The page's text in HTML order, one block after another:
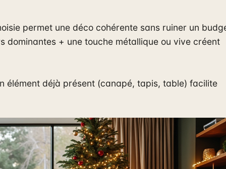
permet une déco cohérente sans ruiner un
dominantes + une touche métallique ou vive créent
élément déjà présent (canapé, tapis, table) facilite